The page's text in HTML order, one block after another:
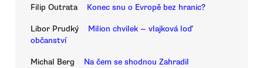
Filip Outrata Konec snu o Evropě bez hranic?
Libor Prudký
Milion chvilek — vlajková loď
občanství
Michal Berg
Na čem se shodnou Zahradil